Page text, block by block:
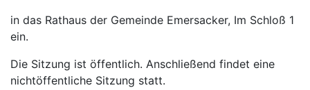
in das Rathaus der Gemeinde Emersacker, Im Schloß 1
ein.
Die Sitzung ist öffentlich. Anschließend findet eine
nichtöffentliche Sitzung statt.